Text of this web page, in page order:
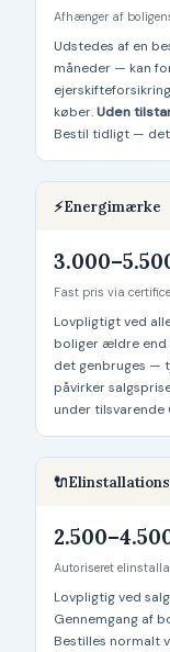
Afhænger af
Udstedes af en
måneder — kan
køber.Uden
Bestil tidligt —
⚡Energimærke
Fast pris via
Lovpligtigt ved
boliger ældre end
det genbruges —
påvirker
under
🔌
Autoriseret
Lovpligtig ved
Gennemgang af
Bestilles normalt